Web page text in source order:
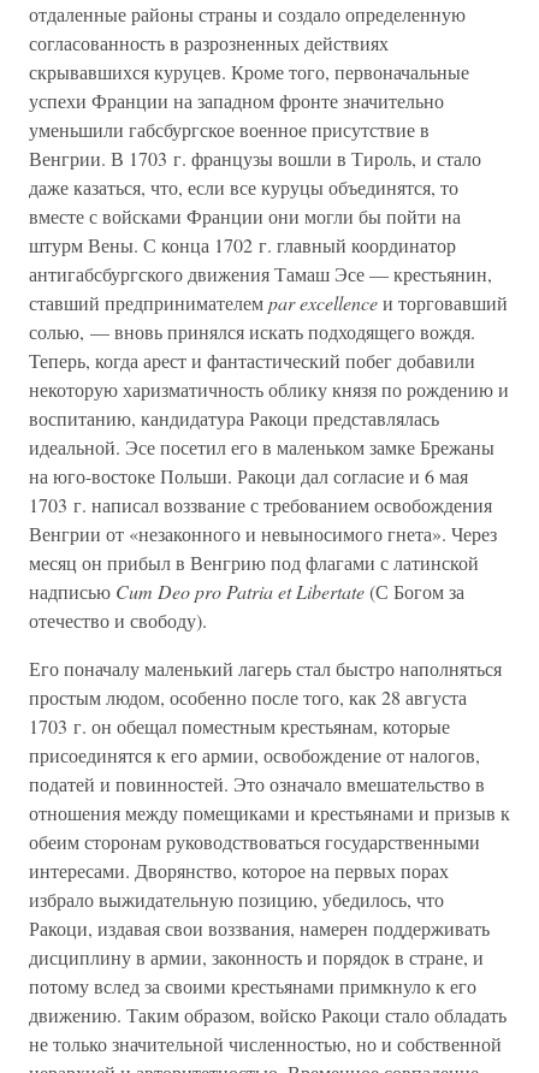
отдаленные районы страны и создало определенную
согласованность в разрозненных действиях
скрывавшихся куруцев. Кроме того, первоначальные
успехи Франции на западном фронте значительно
уменьшили габсбургское военное присутствие в
Венгрии. В 1703 г. французы вошли в Тироль, и стало
даже казаться, что, если все куруцы объединятся, то
вместе с войсками Франции они могли бы пойти на
штурм Вены. С конца 1702 г. главный координатор
антигабсбургского движения Тамаш Эсе — крестьянин,
ставший предпринимателемpar excellenceи торговавший
солью, — вновь принялся искать подходящего вождя.
Теперь, когда арест и фантастический побег добавили
некоторую харизматичность облику князя по рождению и
воспитанию, кандидатура Ракоци представлялась
идеальной. Эсе посетил его в маленьком замке Брежаны
на юго-востоке Польши. Ракоци дал согласие и 6 мая
1703 г. написал воззвание с требованием освобождения
Венгрии от «незаконного и невыносимого гнета». Через
месяц он прибыл в Венгрию под флагами с латинской
надписью Cum Deo pro Patria et Libertate(С Богом за
отечество и свободу).
Его поначалу маленький лагерь стал быстро наполняться
простым людом, особенно после того, как 28 августа
1703 г. он обещал поместным крестьянам, которые
присоединятся к его армии, освобождение от налогов,
податей и повинностей. Это означало вмешательство в
отношения между помещиками и крестьянами и призыв к
обеим сторонам руководствоваться государственными
интересами. Дворянство, которое на первых порах
избрало выжидательную позицию, убедилось, что
Ракоци, издавая свои воззвания, намерен поддерживать
дисциплину в армии, законность и порядок в стране, и
потому вслед за своими крестьянами примкнуло к его
движению. Таким образом, войско Ракоци стало обладать
не только значительной численностью, но и собственной